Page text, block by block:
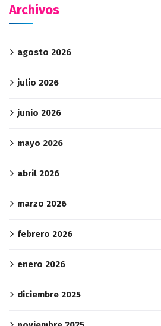
Archivos
agosto 2026
julio 2026
junio 2026
mayo 2026
abril 2026
marzo 2026
febrero 2026
enero 2026
diciembre 2025